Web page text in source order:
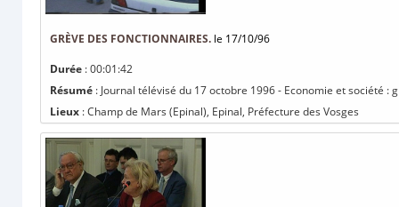
GRÈVE DES FONCTIONNAIRES. le 17/10/96
Durée : 00:01:42
Résumé : Journal télévisé du 17 octobre 1996 - Economie et société :
Lieux : Champ de Mars (Epinal), Epinal, Préfecture des Vosges